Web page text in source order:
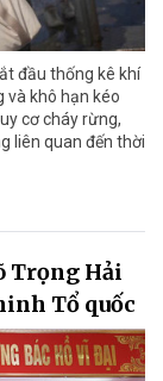
đầu thống kê khí
và khô hạn kéo
cơ cháy rừng,
liên quan đến thời
Trọng Hải
Tổ quốc